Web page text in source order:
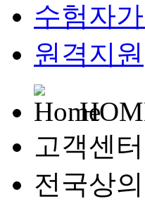
수험자
원격지원
고객센터
전국상